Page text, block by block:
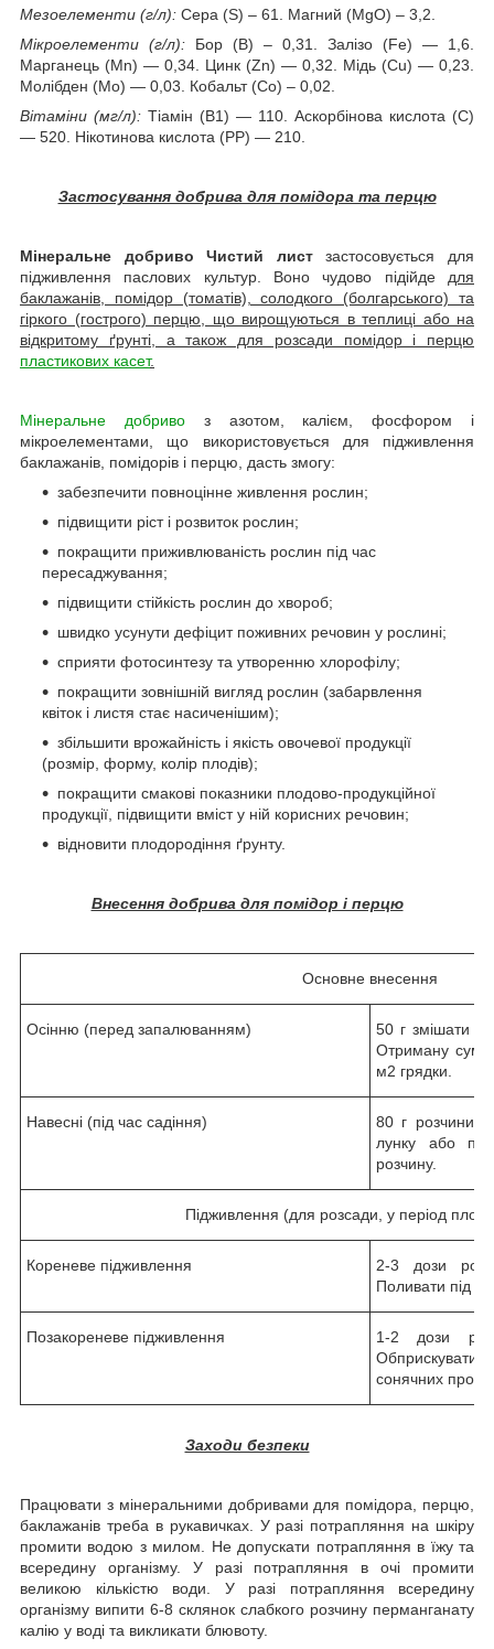
Мезоелементи (г/л): Сера (S) – 61. Магний (MgO) – 3,2.
Мікроелементи (г/л): Бор (В) – 0,31. Залізо (Fe) — 1,6.
Марганець (Мn) — 0,34. Цинк (Zn) — 0,32. Мідь (Cu) — 0,23.
Молібден (Мо) — 0,03. Кобальт (Со) – 0,02.
Вітаміни (мг/л): Тіамін (В1) — 110. Аскорбінова кислота (С)
— 520. Нікотинова кислота (РР) — 210.
Застосування добрива для помідора та перцю
Мінеральне добриво Чистий листзастосовується для
підживлення паслових культур. Воно чудово підійде для
баклажанів, помідор (томатів), солодкого (болгарського) та
гіркого (гострого) перцю, що вирощуються в теплиці або на
відкритому ґрунті, а також для розсади помідор і перцю
пластикових касет.
Мінеральне добривоз азотом, калієм, фосфором і
мікроелементами, що використовується для підживлення
баклажанів, помідорів і перцю, дасть змогу:
забезпечити повноцінне живлення рослин;
підвищити ріст і розвиток рослин;
покращити приживлюваність рослин під час
пересаджування;
підвищити стійкість рослин до хвороб;
швидко усунути дефіцит поживних речовин у рослині;
сприяти фотосинтезу та утворенню хлорофілу;
покращити зовнішній вигляд рослин (забарвлення
квіток і листя стає насиченішим);
збільшити врожайність і якість овочевої продукції
(розмір, форму, колір плодів);
покращити смакові показники плодово-продукційної
продукції, підвищити вміст у ній корисних речовин;
відновити плодородіння ґрунту.
Внесення добрива для помідор і перцю
Основне внесення
Осінню (перед запалюванням)
50 г змішати з
Отриману
м2 грядки.
Навесні (під час садіння)
80 г
лунку або
розчину.
Підживлення (для розсади, у період
Кореневе підживлення
2-3 дози
Поливати під
Позакореневе підживлення
1-2 дози
сонячних
Заходи безпеки
Працювати з мінеральними добривами для помідора, перцю,
баклажанів треба в рукавичках. У разі потрапляння на шкіру
промити водою з милом. Не допускати потрапляння в їжу та
всередину організму. У разі потрапляння в очі промити
великою кількістю води. У разі потрапляння всередину
організму випити 6-8 склянок слабкого розчину перманганату
калію у воді та викликати блювоту.